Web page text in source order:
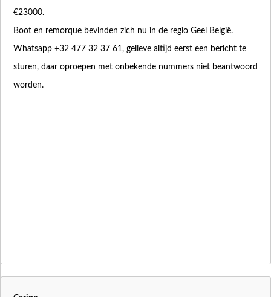
€23000.
Boot en remorque bevinden zich nu in de regio Geel België.
Whatsapp +32 477 32 37 61, gelieve altijd eerst een bericht te
sturen, daar oproepen met onbekende nummers niet beantwoord
worden.